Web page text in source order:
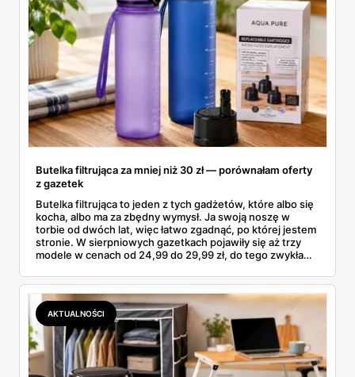
Butelka filtrująca za mniej niż 30 zł — porównałam oferty
z gazetek
Butelka filtrująca to jeden z tych gadżetów, które albo się
kocha, albo ma za zbędny wymysł. Ja swoją noszę w
torbie od dwóch lat, więc łatwo zgadnąć, po której jestem
stronie. W sierpniowych gazetkach pojawiły się aż trzy
modele w cenach od 24,99 do 29,99 zł, do tego zwykła
wszystkie oferty i policzyłam, kiedy taki zakup faktycznie
się opłaca.
AKTUALNOŚCI